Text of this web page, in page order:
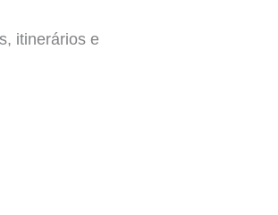
itinerários e